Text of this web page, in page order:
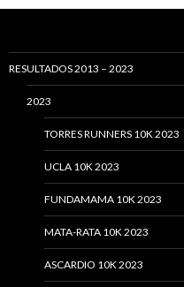
RESULTADOS 2013 – 2023
2023
TORRES RUNNERS 10K 2023
UCLA 10K 2023
FUNDAMAMA 10K 2023
MATA-RATA 10K 2023
ASCARDIO 10K 2023